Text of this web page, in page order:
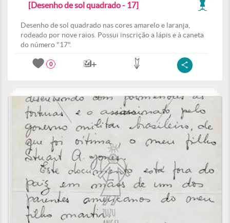
[Desenho de sol quadrado - 17]
Desenho de sol quadrado nas cores amarelo e laranja,
rodeado por nove raios. Possui inscrição a lápis e à caneta
do número "17".
0